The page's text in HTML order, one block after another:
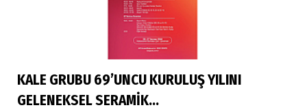
KALE GRUBU 69’UNCU KURULUŞ YILINI
GELENEKSEL SERAMİK...